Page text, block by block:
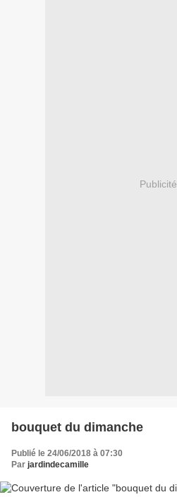
Publicité
bouquet du dimanche
Publié le 24/06/2018 à 07:30
Par jardindecamille